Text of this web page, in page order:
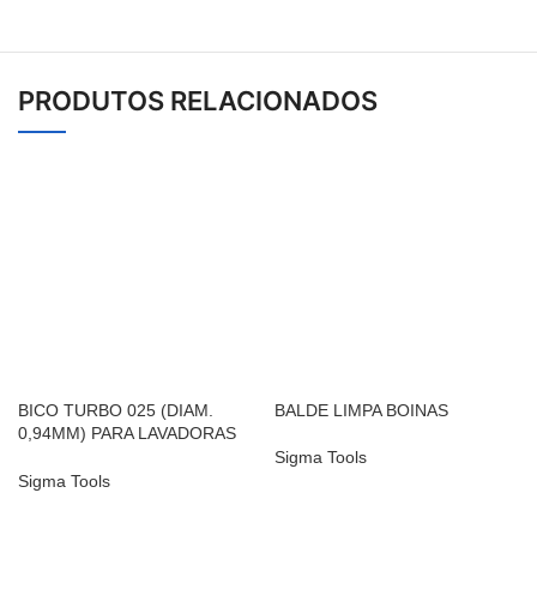
PRODUTOS RELACIONADOS
BICO TURBO 025 (DIAM.
0,94MM) PARA LAVADORAS
Sigma Tools
BALDE LIMPA BOINAS
Sigma Tools